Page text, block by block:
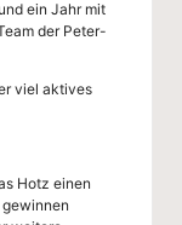
ein Jahr mit
der Peter-
viel aktives
Hotz einen